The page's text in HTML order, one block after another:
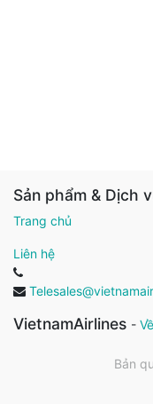
Sản phẩm & Dịch
Trang chủ
Liên hệ
VietnamAirlines -
Bản